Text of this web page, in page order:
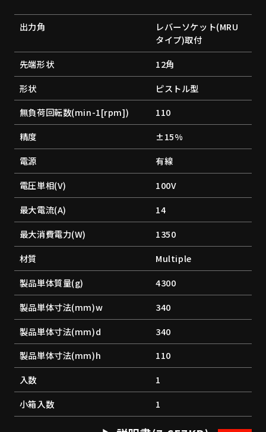
出力角
レバーソケット(MRU
タイプ)取付
先端形状
12角
形状
ピストル型
無負荷回転数(min-1[rpm])
110
精度
±15%
電源
有線
電圧単相(V)
100V
最大電流(A)
14
最大消費電力(W)
1350
材質
Multiple
製品単体質量(g)
4300
製品単体寸法(mm)w
340
製品単体寸法(mm)d
340
製品単体寸法(mm)h
110
入数
1
小箱入数
1